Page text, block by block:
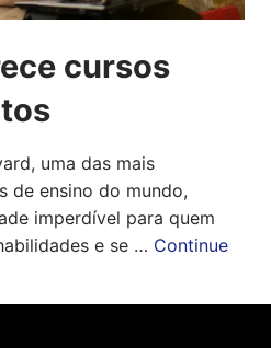
cursos
uma das mais
de ensino do mundo,
imperdível para quem
e se … Continue